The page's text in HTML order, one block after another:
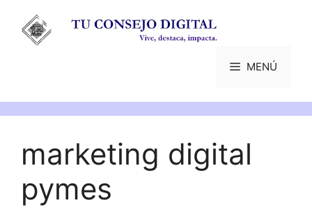
contenido
MENÚ
marketing digital
pymes